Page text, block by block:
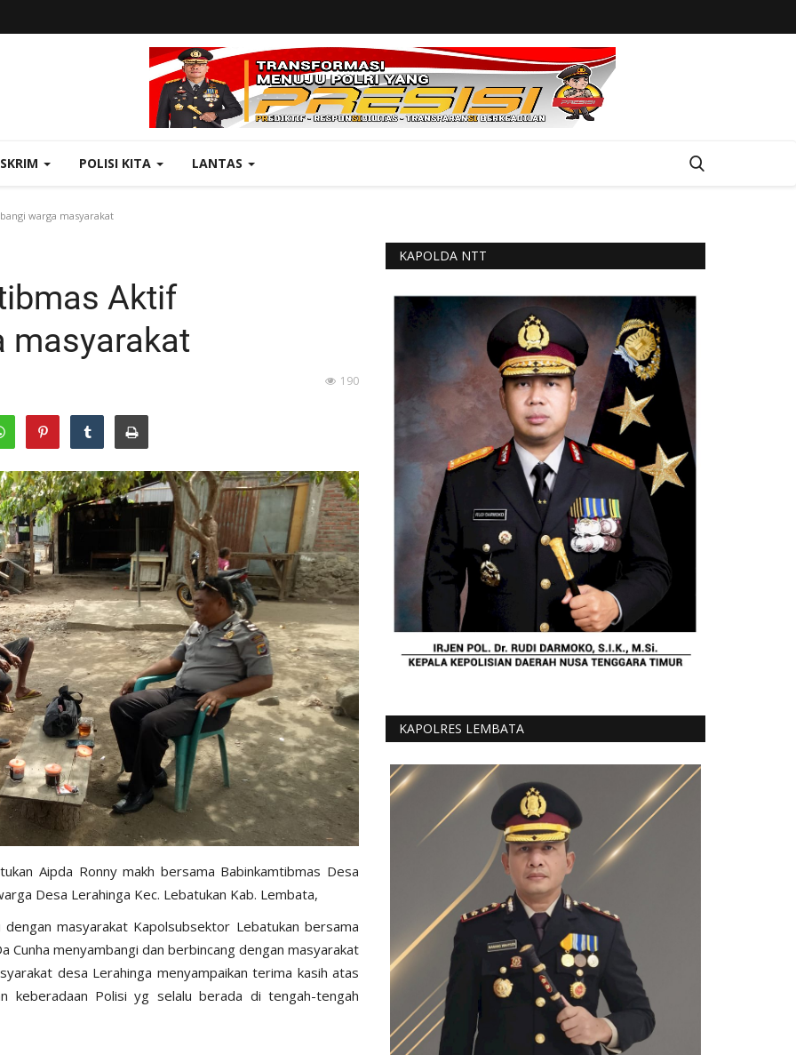
POLISI KITA LANTAS
warga masyarakat
Aktif
masyarakat
190
Aipda Ronny makh bersama Babinkamtibmas Desa
Desa Lerahinga Kec. Lebatukan Kab. Lembata,
masyarakat Kapolsubsektor Lebatukan bersama
Cunha menyambangi dan berbincang dengan masyarakat
desa Lerahinga menyampaikan terima kasih atas
keberadaan Polisi yg selalu berada di tengah-tengah
KAPOLDA NTT
KAPOLRES LEMBATA